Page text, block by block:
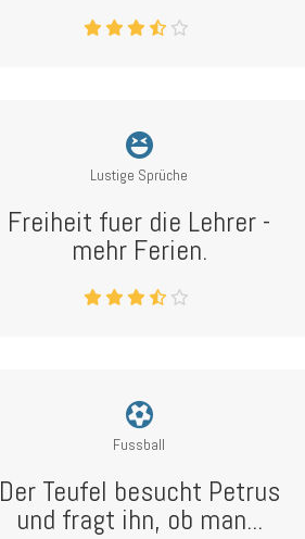
Lustige Sprüche
Freiheit fuer die Lehrer -
mehr Ferien.
Fussball
Der Teufel besucht Petrus
und fragt ihn, ob man...